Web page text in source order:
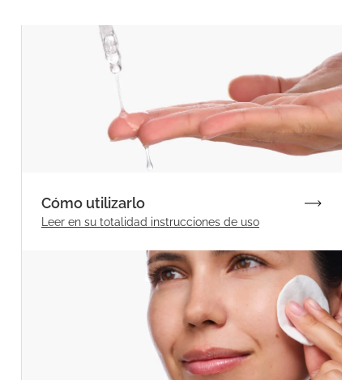
Cómo utilizarlo
Leer en su totalidad instrucciones de uso